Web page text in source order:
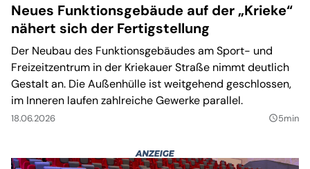
Neues Funktionsgebäude auf der „Krieke“
nähert sich der Fertigstellung
Der Neubau des Funktionsgebäudes am Sport- und
Freizeitzentrum in der Kriekauer Straße nimmt deutlich
Gestalt an. Die Außenhülle ist weitgehend geschlossen,
im Inneren laufen zahlreiche Gewerke parallel.
18.06.2026 query_builder5min